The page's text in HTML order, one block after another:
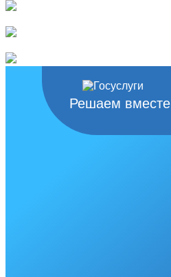
Решаем вместе